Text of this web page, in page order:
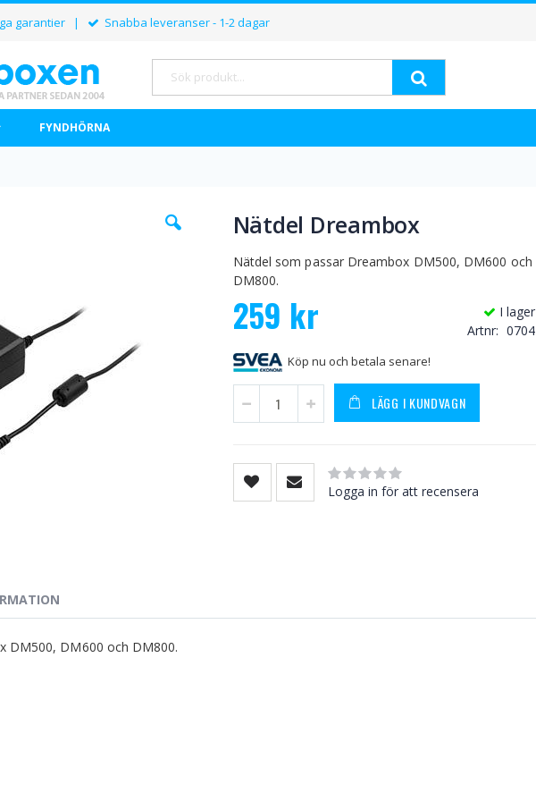
garantier | Snabba leveranser - 1-2 dagarHoppa
innehållet
FYNDHÖRNA
Nätdel Dreambox
Nätdel som passar Dreambox DM500, DM600 och
DM800.
259 kr
I lager
Artnr
0704
Köp nu och betala senare!
LÄGG I KUNDVAGN
Rating:
0% of100
Logga in för att recensera
bildgalleriet
DM500, DM600 och DM800.